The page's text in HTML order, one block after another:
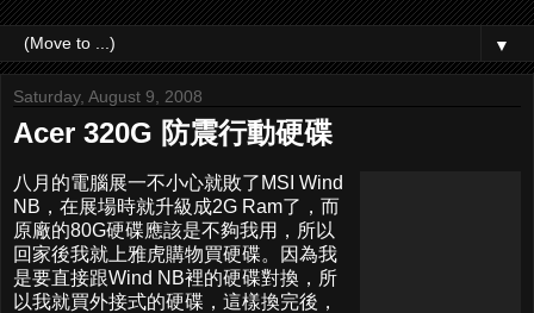
▼
Saturday, August 9, 2008
Acer 320G 防震行動硬碟
八月的電腦展一不小心就敗了MSI Wind
NB，在展場時就升級成2G Ram了，而
原廠的80G硬碟應該是不夠我用，所以
回家後我就上雅虎購物買硬碟。因為我
是要直接跟Wind NB裡的硬碟對換，所
以我就買外接式的硬碟，這樣換完後，